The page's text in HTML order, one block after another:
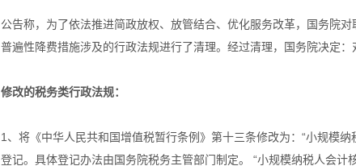
公告称，为了依法推进简政放权、放管结合、优化服务改革，国务院
普遍性降费措施涉及的行政法规进行了清理。经过清理，国务院决定
修改的税务类行政法规：
1、将《中华人民共和国增值税暂行条例》第十三条修改为：“小规模
登记。具体登记办法由国务院税务主管部门制定。 “小规模纳税人会计